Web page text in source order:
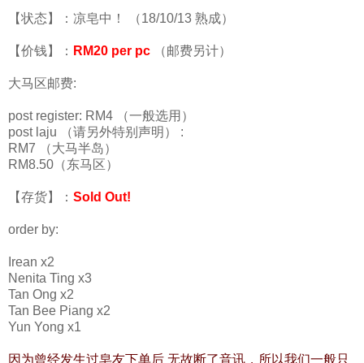
【状态】：凉皂中！ （18/10/13 熟成）
【价钱】： RM20 per pc （邮费另计）
大马区邮费:
post register: RM4 （一般选用）
post laju （请另外特别声明） :
RM7 （大马半岛）
RM8.50（东马区）
【存货】： Sold Out!
order by:
Irean x2
Nenita Ting x3
Tan Ong x2
Tan Bee Piang x2
Yun Yong x1
因为曾经发生过皂友下单后 无故断了音讯，所以我们一般只